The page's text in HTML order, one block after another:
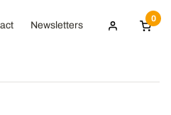
Newsletters
0